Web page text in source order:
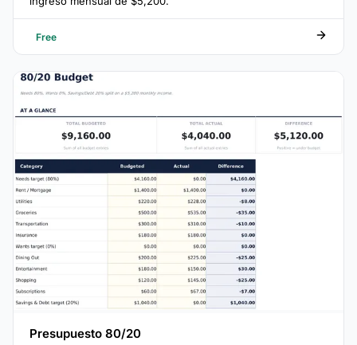
Free
Presupuesto 80/20